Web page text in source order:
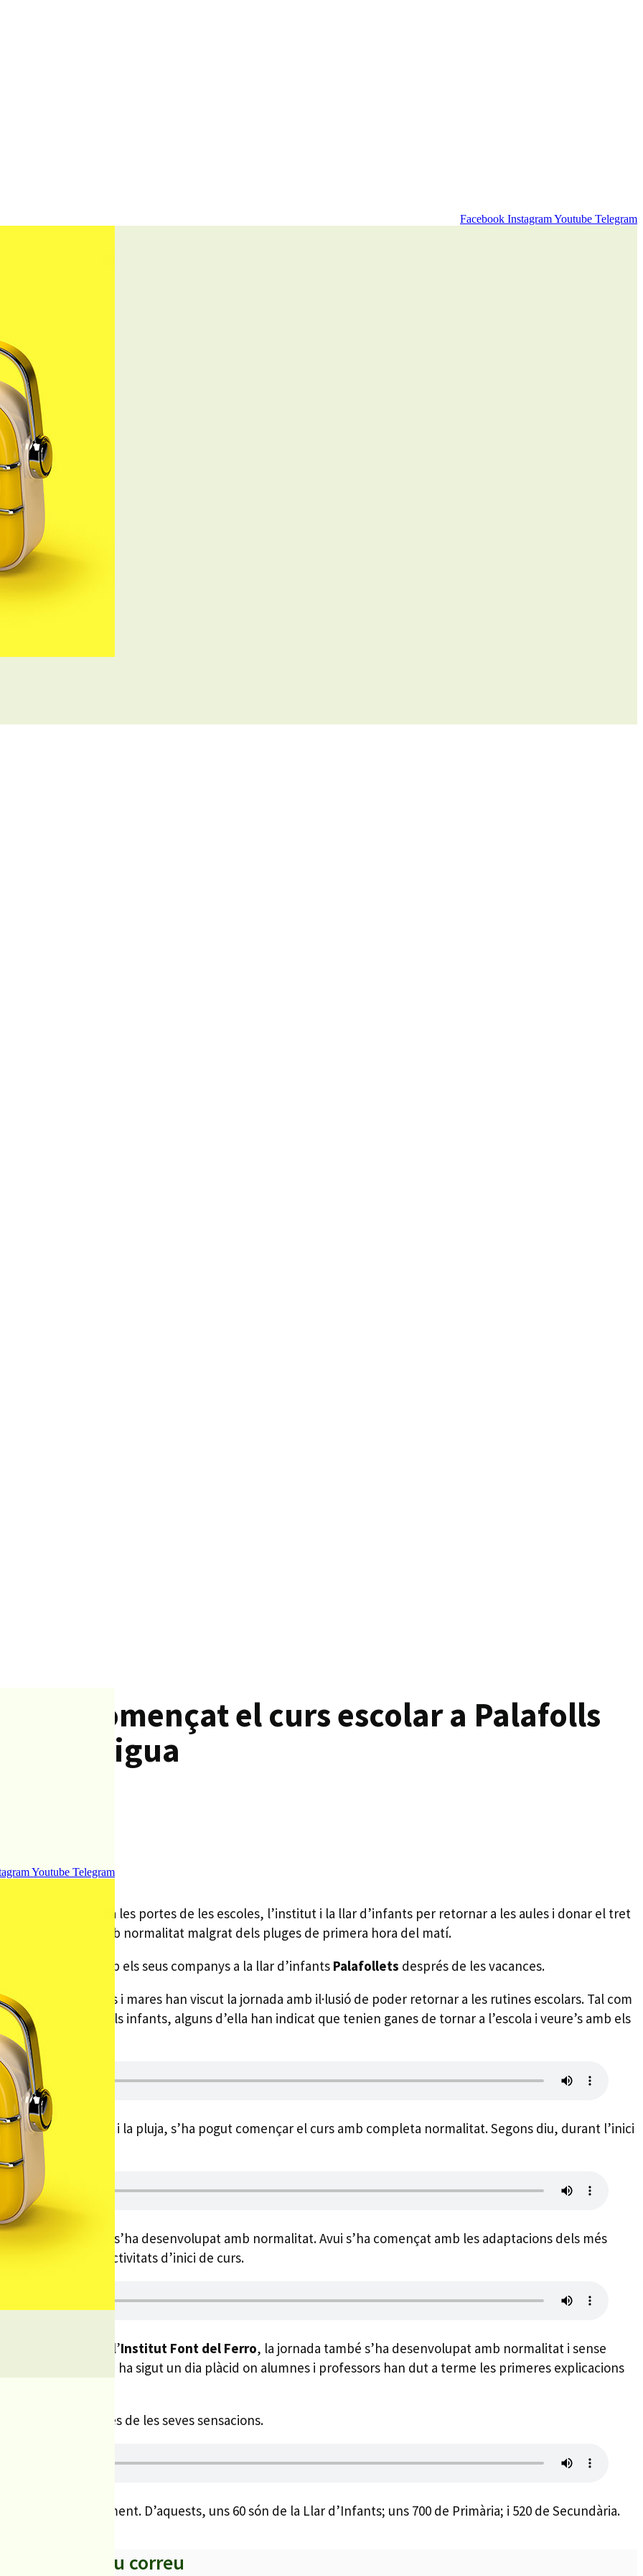
Facebook InstagramYoutube Telegram
Youtube Telegram
han començat el curs escolar a Palafolls
per aigua
es retrobaven a les portes de les escoles, l’institut i la llar d’infants per retornar a les aules i donar el tret
s’ha dut a terme amb normalitat malgrat dels pluges de primera hora del matí.
tornat a veure amb els seus companys a la llar d’infants Palafollets després de les vacances.
Mas Prats
, els pares i mares han viscut la jornada amb il·lusió de poder retornar a les rutines escolars. Tal com
dia. Pel que fa als infants, alguns d’ella han indicat que tenien ganes de tornar a l’escola i veure’s amb els
explicat que, tot i la pluja, s’ha pogut començar el curs amb completa normalitat. Segons diu, durant l’inici
explicat que l’inici s’ha desenvolupat amb normalitat. Avui s’ha començat amb les adaptacions dels més
realització de les activitats d’inici de curs.
de secundària. A l’Institut Font del Ferro, la jornada també s’ha desenvolupat amb normalitat i sense
, ha sigut un dia plàcid on alumnes i professors han dut a terme les primeres explicacions
ha explicat algunes de les seves sensacions.
, aproximadament. D’aquests, uns 60 són de la Llar d’Infants; uns 700 de Primària; i 520 de Secundària.
titulars al teu correu